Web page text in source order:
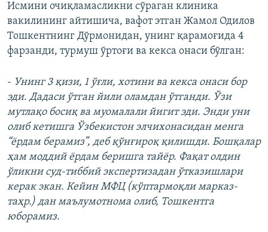
Исмини очиқламасликни сўраган клиника
вакилининг айтишича, вафот этган Жамол Одилов
Тошкентнинг Дўрмонидан, унинг қарамоғида 4
фарзанди, турмуш ўртоғи ва кекса онаси бўлган:
- Унинг 3 қизи, 1 ўғли, хотини ва кекса онаси бор
эди. Дадаси ўтган йили оламдан ўтганди. Ўзи
мутлақо босиқ ва муомалали йигит эди. Энди уни
олиб кетишга Ўзбекистон элчихонасидан менга
“ёрдам берамиз”, деб қўнғироқ қилишди. Бошқалар
ҳам моддий ёрдам беришга тайёр. Фақат олдин
ўликни суд-тиббий экспертизадан ўтказишлари
керак экан. Кейин МФЦ (кўптармоқли марказ-
таҳр.) дан маълумотнома олиб, Тошкентга
юборамиз.